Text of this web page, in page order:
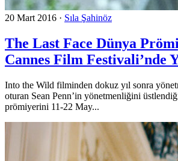
20 Mart 2016 · Sıla Şahinöz
The Last Face Dünya
Cannes Film Festivali’nde
Into the Wild filminden dokuz yıl sonra
oturan Sean Penn’in yönetmenliğini
prömiyerini 11-22 May...